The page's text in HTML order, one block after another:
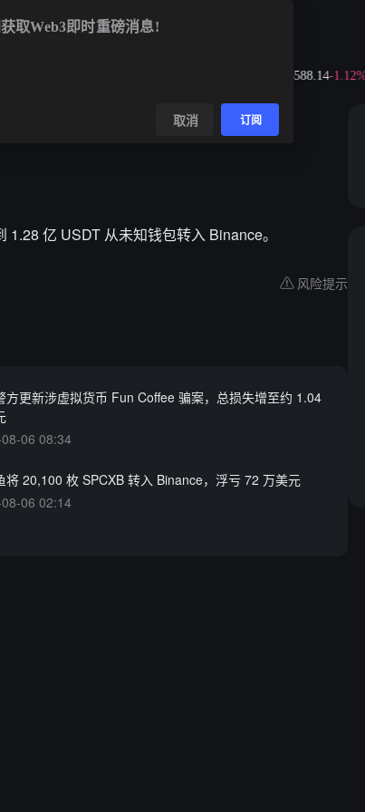
$588.14-1.12%
亿 USDT 从未知钱包转入 Binance。
风险提示
方更新涉虚拟货币 Fun Coffee 骗案，总损失增至约 1.04
06 08:34
将 20,100 枚 SPCXB 转入 Binance，浮亏 72 万美元
06 02:14
取Web3即时重磅消息!
取消 订阅